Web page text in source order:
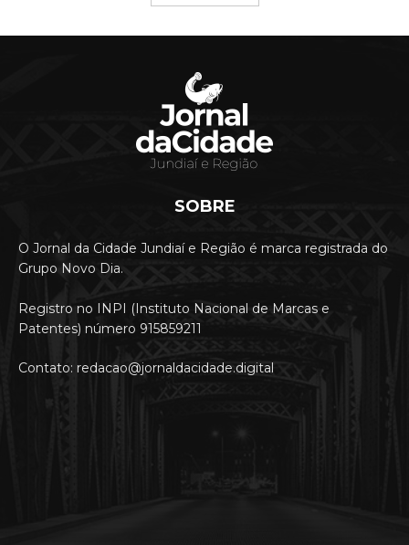
SOBRE
O Jornal da Cidade Jundiaí e Região é marca registrada do
Grupo Novo Dia.
Registro no INPI (Instituto Nacional de Marcas e
Patentes) número 915859211
Contato: redacao@jornaldacidade.digital